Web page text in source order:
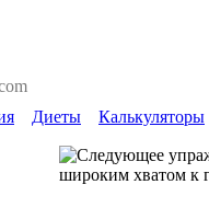
Диеты Калькуляторы